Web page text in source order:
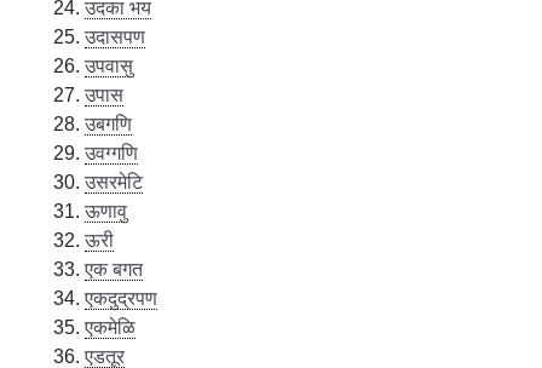
उदका भय
उदासपण
उपवासु
उपास
उबगणि
उवग्गणि
उसरमेटि
ऊणावु
ऊरी
एक बगत
एकदुद्रपण
एकमेळि
एडतूर